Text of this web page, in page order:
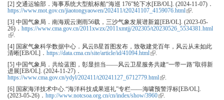
[2] 交通运输部．海事系统大型航标船“海巡 176”轮下水[EB/OL]. (2024-11-07)．
https://www.mot.gov.cn/jiaotongyaowen/202411/t20241107_4159076.html(link is external)
.
[3] 中国气象局．南海观云测雨56载，三沙气象发展谱新篇[EB/OL]. (2023-05-
26)． https://www.cma.gov.cn/2011xwzx/2011xmtjj/202305/t20230526_5534381.html
(link is external)
.
[4] 国家气象科学数据中心．风云B星首图发布，致敬建党百年，风云从未如此
清晰[EB/OL]． https://data.cma.cn/site/article/id/41094.html(link is external)
.
[5] 中国气象局．共绘蓝图，彰显担当——风云卫星服务共建“一带一路”取得新
进展[EB/OL]. (2024-11-27)．
https://www.cma.gov.cn/ydyl/202411/t20241127_6712779.html(link is external)
.
[6] 国家海洋技术中心.“海洋科技成果巡礼”专栏——海啸预警浮标[EB/OL].
(2023-05-26)． http://www.notcsoa.org.cn/cn/index/show/3960(link is external)
.